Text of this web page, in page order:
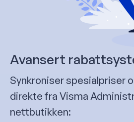
Avansert
Synkroniser spesialpriser
direkte fra Visma
nettbutikken: